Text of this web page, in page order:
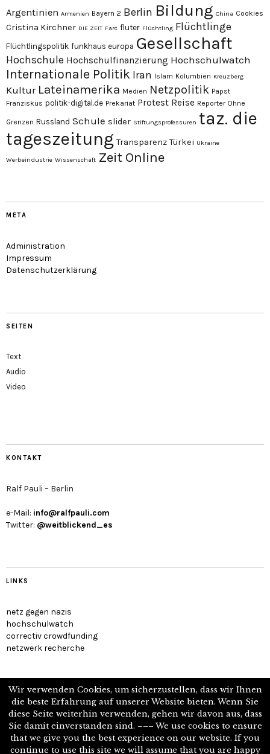
Argentinien Armenien Bayern 2 Berlin Bildung China Cookies
Cristina Kirchner DIE ZEIT Farc fluter Flüchtling Flüchtlinge
Flüchtlingspolitik funkhaus europa Gesellschaft
Hochschule Hochschulfinanzierung Hochschulwatch
Internationale Politik Iran Islam Kolumbien Kreuzberg
Kultur Lateinamerika Medien Netzpolitik Papst
Franziskus politik-digital.de Prekariat Protest Reise Reporter Ohne
Grenzen Russland Schule slider Stiftungsprofessuren taz. die
tageszeitung Transparenz Türkei Ukraine
Werbeindustrie Wissenschaft Zeit Online
META
Administration
Impressum
Datenschutzerklärung
SEITEN
Text
Audio
Video
KONTAKT
Ralf Pauli – Berlin
e-Mail: info@ralfpauli.com
Twitter: @weitblickend_es
LINKS
netz gegen nazis
hochschulwatch
correctiv crowdfunding
netzwerk recherche
Journalist, Politologe, Reisender
Powered by Wordpress –IMPRESSUM–DATENSCHUTZERKLÄRUNG
Wir verwenden Cookies, um sicherzustellen, dass wir Ihnen
die beste Erfahrung auf unserer Website bieten. Wenn Sie
diese Seite weiterhin verwenden, gehen wir davon aus, dass
Sie damit einverstanden sind. ––– We use cookies to ensure
that we give you the best experience on our website. If you
continue to use this site we will assume that you are happy